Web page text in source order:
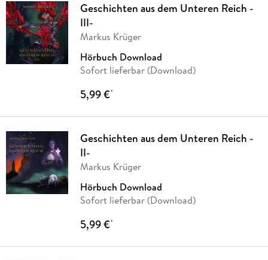
Geschichten aus dem Unteren Reich -
III-
Markus Krüger
Hörbuch Download
Sofort lieferbar (Download)
5,99 €*
Geschichten aus dem Unteren Reich -
II-
Markus Krüger
Hörbuch Download
Sofort lieferbar (Download)
5,99 €*